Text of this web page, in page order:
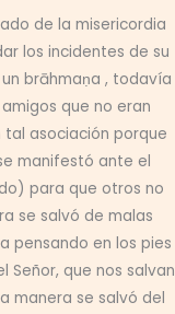
de la misericordia
los incidentes de su
brāhmaṇa , todavía
que no eran
asociación porque
manifestó ante el
para que otros no
se salvó de malas
pensando en los pies
Señor, que nos salvan
manera se salvó del